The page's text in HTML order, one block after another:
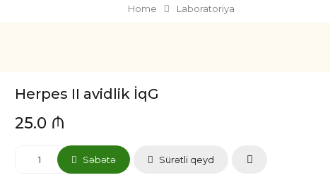
Home Laboratoriya
Herpes II avidlik İqG
25.0 ₼
Səbətə Sürətli qeyd